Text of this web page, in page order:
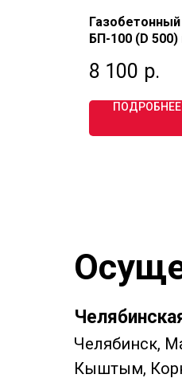
БП-100 (D 500)
8 100 р.
ПОДРОБНЕЕ
Челябинск,
Кыштым,